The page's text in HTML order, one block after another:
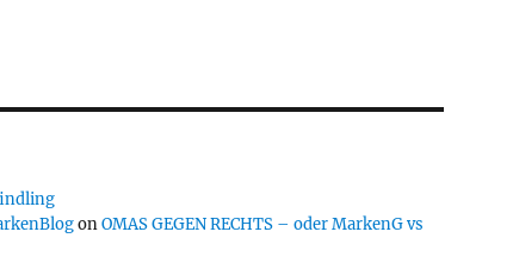
onOMAS GEGEN RECHTS – oder MarkenG vs